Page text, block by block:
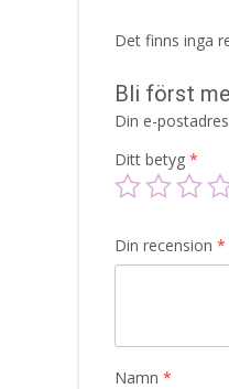
Det finns inga
Bli först
Din e-
Ditt betyg *
Din recension *
Namn *